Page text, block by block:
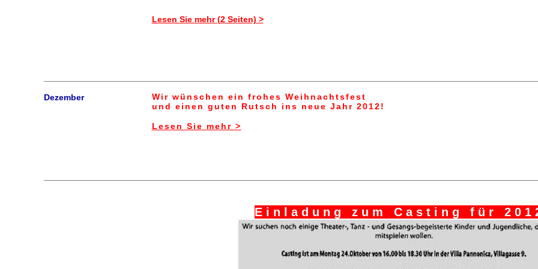
Lesen Sie mehr (2 Seiten) >
Dezember
Wir wünschen ein frohes Weihnachtsfest
und einen guten Rutsch ins neue Jahr 2012!
Lesen Sie mehr >
Einladung zum Casting für